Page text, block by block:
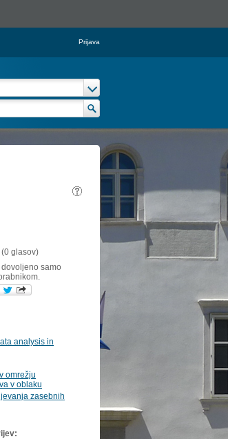
Prijava
(0 glasov)
samo
analysis in
omrežju
v oblaku
zasebnih